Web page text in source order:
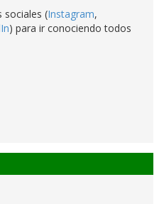
sociales (Instagram,
) para ir conociendo todos